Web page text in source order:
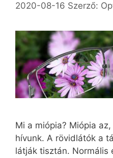
2020-08-16 Szerző:
Mi a miópia? Miópia
hívunk. A rövidlátók a
látják tisztán. Normális